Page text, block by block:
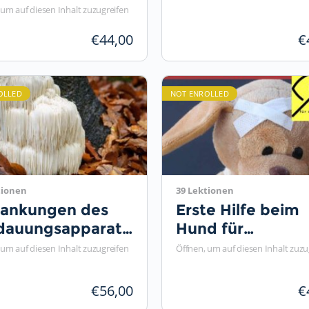
auf diesen Inhalt zuzugreifen
€44,00 €
des
Mykotherapie
auf diesen Inhalt zuzugreifen
€56,00
NOT ENROLLED
39 Lektionen
Erste Hilfe beim
Hund für
Öffnen, um auf diesen Inhalt
€